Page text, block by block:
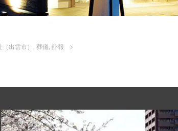
出雲市） , 葬儀, 訃報